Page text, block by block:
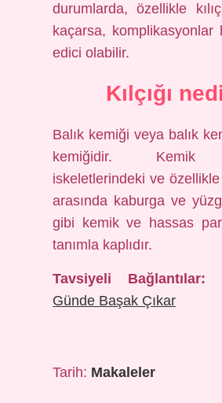
durumlarda, özellikle
kaçarsa, komplikasyonlar
edici olabilir.
Kılçığı
Balık kemiği veya balık
kemiğidir. Kemik
iskeletlerindeki ve
arasında kaburga ve
gibi kemik ve hassas
tanımla kaplıdır.
Tavsiyeli Bağlantılar:
Günde Başak Çıkar
Tarih: Makaleler